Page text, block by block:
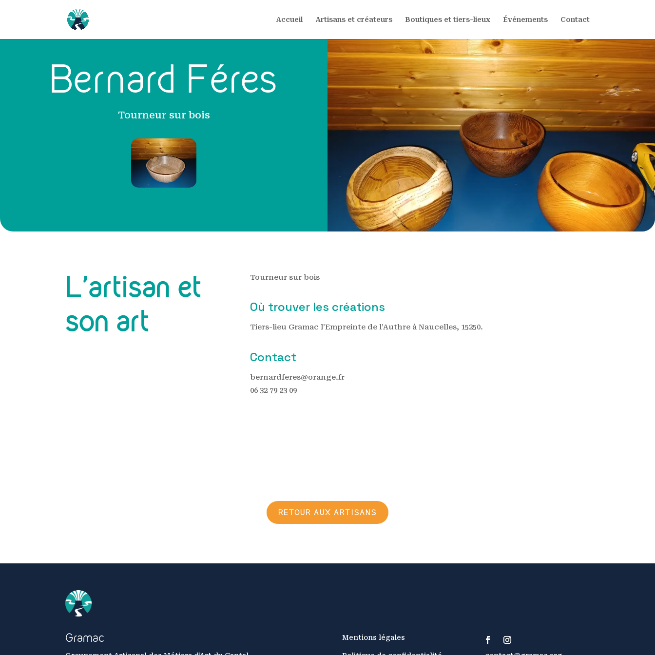
Accueil Artisans et créateurs Boutiques et tiers-lieux Événements Contact
Bernard Féres
Tourneur sur bois
L’artisan et
son art
Tourneur sur bois
Où trouver les créations
Tiers-lieu Gramac l’Empreinte de l’Authre à Naucelles, 15250.
Contact
bernardferes@orange.fr
06 32 79 23 09
RETOUR AUX ARTISANS
Gramac Mentions légales